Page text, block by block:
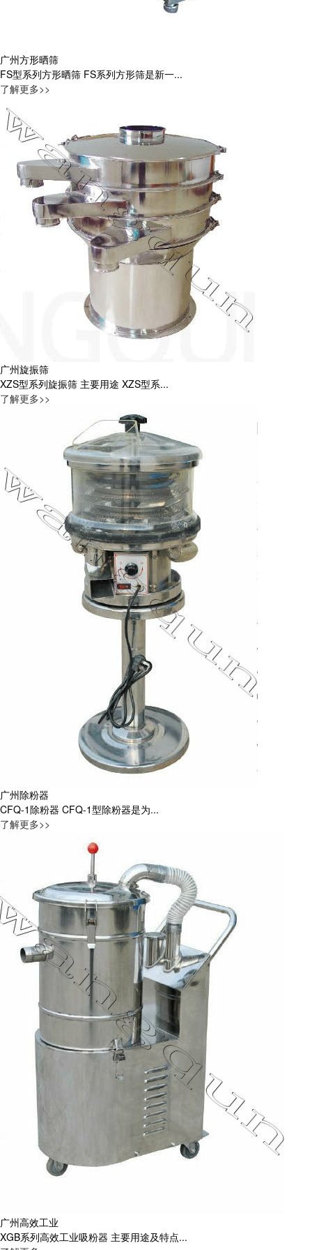
广州方形晒筛
FS型系列方形晒筛 FS系列方形筛是新一...
了解更多>>
广州旋振筛
XZS型系列旋振筛 主要用途 XZS型系...
了解更多>>
广州除粉器
CFQ-1除粉器 CFQ-1型除粉器是为...
了解更多>>
广州高效工业
XGB系列高效工业吸粉器 主要用途及特点...